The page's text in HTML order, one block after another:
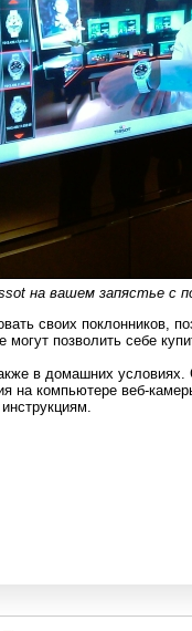
на вашем запястье с
своих поклонников,
позволить себе
в домашних
на компьютере веб-